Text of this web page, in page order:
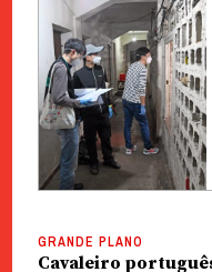
GRANDE PLANO
Cavaleiro